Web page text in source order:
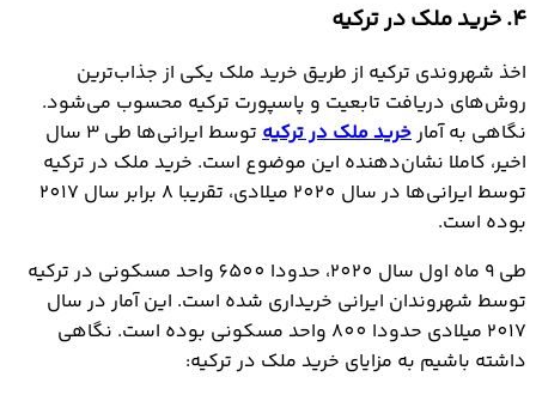
4. خرید ملک در ترکیه
اخذ شهروندی ترکیه از طریق خرید ملک یکی از جذاب‌ترین
روش‌های دریافت تابعیت و پاسپورت ترکیه محسوب می‌شود.
نگاهی به آمارخرید ملک در ترکیه
توسط ایرانی‌ها طی 3 سال
اخیر، کاملا نشان‌دهنده این موضوع است. خرید ملک در ترکیه
توسط ایرانی‌ها در سال 2020 میلادی، تقریبا 8 برابر سال 2017
بوده است.
طی 9 ماه اول سال 2020، حدودا 6500 واحد مسکونی در ترکیه
توسط شهروندان ایرانی خریداری شده است. این آمار در سال
2017 میلادی حدودا 800 واحد مسکونی بوده است. نگاهی
داشته باشیم به مزایای خرید ملک در ترکیه: